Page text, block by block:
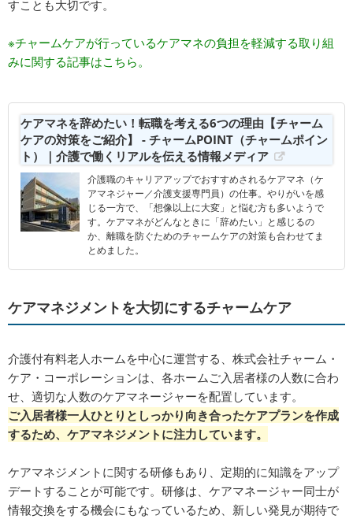
すことも大切です。
※チャームケアが行っているケアマネの負担を軽減する取り組
みに関する記事はこちら。
ケアマネを辞めたい！転職を考える6つの理由【チャーム
ケアの対策をご紹介】 - チャームPOINT（チャームポイン
ト）｜介護で働くリアルを伝える情報メディア
介護職のキャリアアップでおすすめされるケアマネ（ケ
アマネジャー／介護支援専門員）の仕事。やりがいを感
じる一方で、「想像以上に大変」と悩む方も多いようで
す。ケアマネがどんなときに「辞めたい」と感じるの
か、離職を防ぐためのチャームケアの対策も合わせてま
とめました。
ケアマネジメントを大切にするチャームケア
介護付有料老人ホームを中心に運営する、株式会社チャーム・
ケア・コーポレーションは、各ホームご入居者様の人数に合わ
せ、適切な人数のケアマネージャーを配置しています。
ご入居者様一人ひとりとしっかり向き合ったケアプランを作成
するため、ケアマネジメントに注力しています。
ケアマネジメントに関する研修もあり、定期的に知識をアップ
デートすることが可能です。研修は、ケアマネージャー同士が
情報交換をする機会にもなっているため、新しい発見が期待で